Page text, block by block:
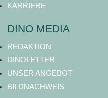
KARRIERE
DINO MEDIA
REDAKTION
DINOLETTER
UNSER ANGEBOT
BILDNACHWEIS